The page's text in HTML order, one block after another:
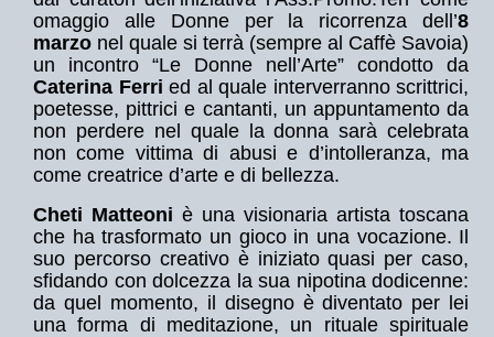
omaggio alle Donne per la ricorrenza dell’8
marzo nel quale si terrà (sempre al Caffè Savoia)
un incontro “Le Donne nell’Arte” condotto da
Caterina Ferried al quale interverranno scrittrici,
poetesse, pittrici e cantanti, un appuntamento da
non perdere nel quale la donna sarà celebrata
non come vittima di abusi e d’intolleranza, ma
come creatrice d’arte e di bellezza.
Cheti Matteoni è una visionaria artista toscana
che ha trasformato un gioco in una vocazione. Il
suo percorso creativo è iniziato quasi per caso,
sfidando con dolcezza la sua nipotina dodicenne:
da quel momento, il disegno è diventato per lei
una forma di meditazione, un rituale spirituale